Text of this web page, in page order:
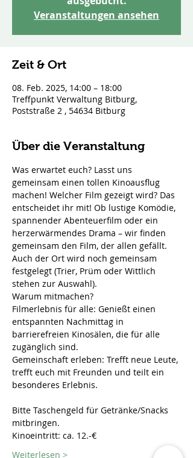
Veranstaltungen ansehen
Zeit & Ort
08. Feb. 2025, 14:00 – 18:00
Treffpunkt Verwaltung Bitburg,
Poststraße 2 , 54634 Bitburg
Über die Veranstaltung
Was erwartet euch? Lasst uns
gemeinsam einen tollen Kinoausflug
machen! Welcher Film gezeigt wird? Das
entscheidet ihr mit! Ob lustige Komödie,
spannender Abenteuerfilm oder ein
herzerwärmendes Drama – wir finden
gemeinsam den Film, der allen gefällt.
Auch der Ort wird noch gemeinsam
festgelegt (Trier, Prüm oder Wittlich
stehen zur Auswahl).
Warum mitmachen?
Filmerlebnis für alle: Genießt einen
entspannten Nachmittag in
barrierefreien Kinosälen, die für alle
zugänglich sind.
Gemeinschaft erleben: Trefft neue Leute,
trefft euch mit Freunden und teilt ein
besonderes Erlebnis.
Bitte Taschengeld für Getränke/Snacks
mitbringen.
Kinoeintritt: ca. 12.-€
Weiterlesen >